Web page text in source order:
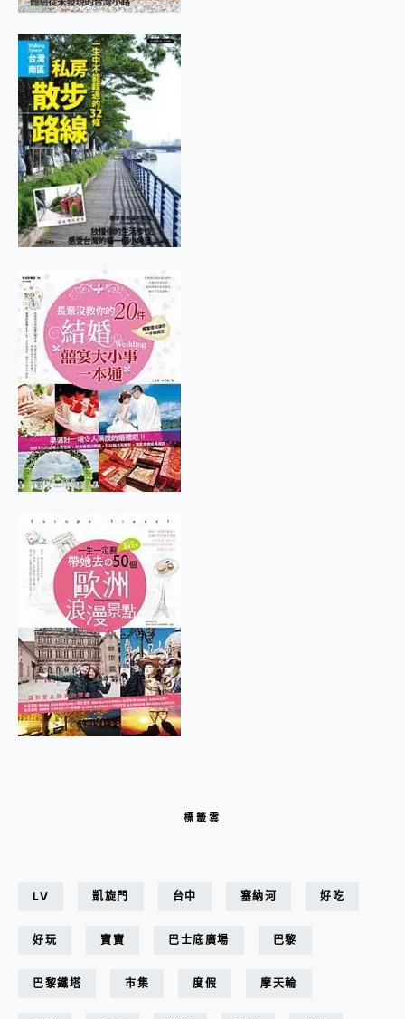
標籤雲
LV 凱旋門 台中 塞納河 好吃
好玩 寶寶 巴士底廣場 巴黎
巴黎鐵塔 市集 度假 摩天輪